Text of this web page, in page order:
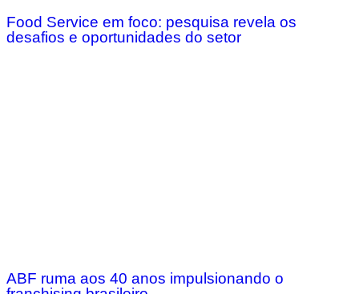
Food Service em foco: pesquisa revela os
desafios e oportunidades do setor
ABF ruma aos 40 anos impulsionando o